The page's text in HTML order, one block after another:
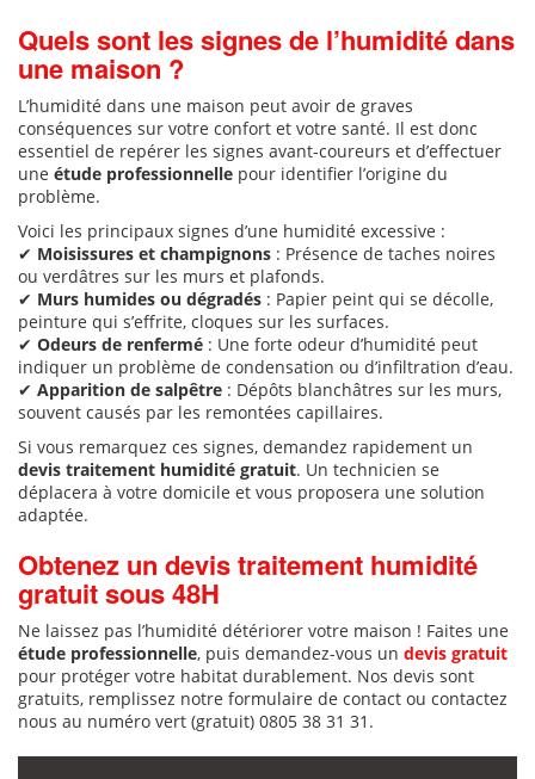
Quels sont les signes de l’humidité dans
une maison ?
L’humidité dans une maison peut avoir de graves
conséquences sur votre confort et votre santé. Il est donc
essentiel de repérer les signes avant-coureurs et d’effectuer
une étude professionnelle pour identifier l’origine du
problème.
Voici les principaux signes d’une humidité excessive :
✔ Moisissures et champignons : Présence de taches noires
ou verdâtres sur les murs et plafonds.
✔ Murs humides ou dégradés : Papier peint qui se décolle,
peinture qui s’effrite, cloques sur les surfaces.
✔ Odeurs de renfermé : Une forte odeur d’humidité peut
indiquer un problème de condensation ou d’infiltration d’eau.
✔ Apparition de salpêtre : Dépôts blanchâtres sur les murs,
souvent causés par les remontées capillaires.
Si vous remarquez ces signes, demandez rapidement un
devis traitement humidité gratuit. Un technicien se
déplacera à votre domicile et vous proposera une solution
adaptée.
Obtenez un devis traitement humidité
gratuit sous 48H
Ne laissez pas l’humidité détériorer votre maison ! Faites une
étude professionnelle, puis demandez-vous un devis gratuit
pour protéger votre habitat durablement. Nos devis sont
gratuits, remplissez notre formulaire de contact ou contactez
nous au numéro vert (gratuit) 0805 38 31 31.